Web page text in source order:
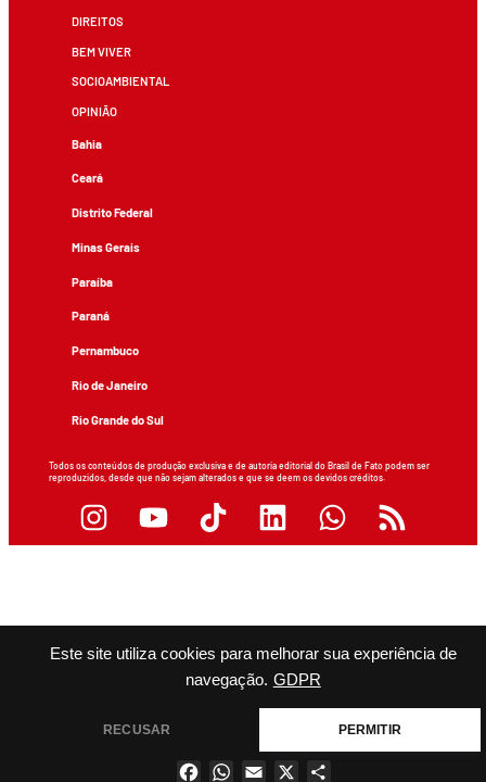
Este site utiliza cookies para melhorar sua experiência de
navegação. GDPR
RECUSAR PERMITIR
DIREITOS
BEM VIVER
SOCIOAMBIENTAL
OPINIÃO
Bahia
Ceará
Distrito Federal
Minas Gerais
Paraíba
Paraná
Pernambuco
Rio de Janeiro
Rio Grande do Sul
Todos os conteúdos de produção exclusiva e de autoria editorial do Brasil de Fato podem ser
reproduzidos, desde que não sejam alterados e que se deem os devidos créditos.
FacebookWhatsApp
Email